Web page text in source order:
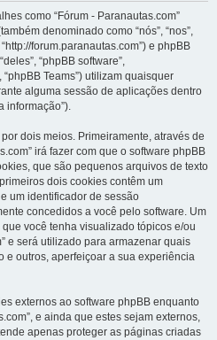
como “Fórum - Paranautas.com”
denominado como “nós”, “nos”,
forum.paranautas.com”) e phpBB
“phpBB software”,
“phpBB Teams”) utilizam quaisquer
alguma sessão de aplicações dentro
informação”).
dois meios. Primeiramente, através de
irá fazer com que o software phpBB
que são pequenos arquivos de texto
dois cookies contêm um
um identificador de sessão
concedidos a você pelo software. Um
você tenha visualizado tópicos e/ou
e será utilizado para armazenar quais
e outros, aperfeiçoar a sua experiência
externos ao software phpBB enquanto
e ainda que estes sejam externos,
apenas proteger as páginas criadas